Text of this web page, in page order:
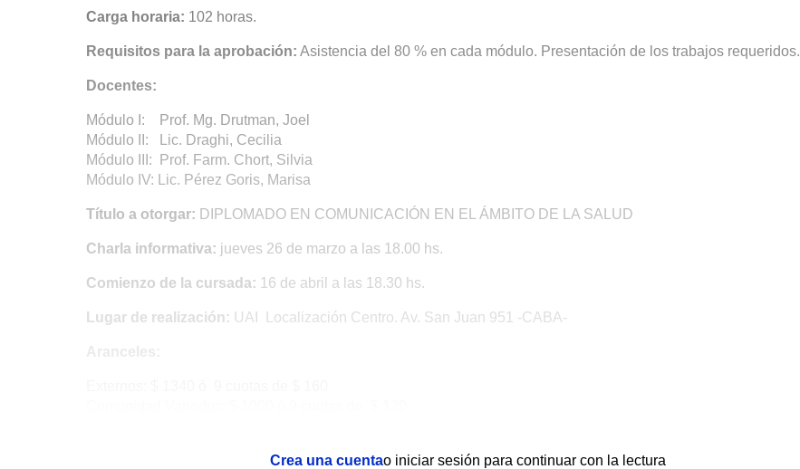
Carga horaria: 102 horas.
Requisitos para la aprobación: Asistencia del 80 % en cada módulo. Presentación de los trabajos requeridos.
Docentes:
Módulo I: Prof. Mg. Drutman, Joel
Módulo II: Lic. Draghi, Cecilia
Módulo III: Prof. Farm. Chort, Silvia
Módulo IV: Lic. Pérez Goris, Marisa
Título a otorgar: DIPLOMADO EN COMUNICACIÓN EN EL ÁMBITO DE LA SALUD
Charla informativa: jueves 26 de marzo a las 18.00 hs.
Comienzo de la cursada: 16 de abril a las 18.30 hs.
Lugar de realización: UAI Localización Centro. Av. San Juan 951 -CABA-
Crea una cuentao iniciar sesión para continuar con la lectura